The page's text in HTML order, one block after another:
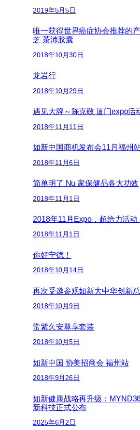
2019年5月5日
唯一获得世界癌症协会推荐的
芝 茶沛胶囊
2018年10月30日
龙岩行
2018年10月29日
遇见大牌～陈克敬 厦门expo活
2018年11月11日
如新中国商机发布会11月福州
2018年11月6日
简单明了 Nu 家保健品各大功效
2018年11月1日
2018年11月Expo，超给力活动
2018年11月1日
你好宁德！
2018年10月14日
再次受邀参观如新大中华创新
2018年10月9日
常紫久安尊享套装
2018年10月5日
如新中国 协美招商会 福州站
2018年9月26日
如新健康战略再升级：
新科技正式公布
2025年6月2日